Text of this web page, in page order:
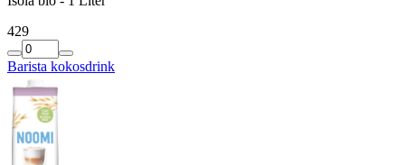
429
Barista kokosdrink